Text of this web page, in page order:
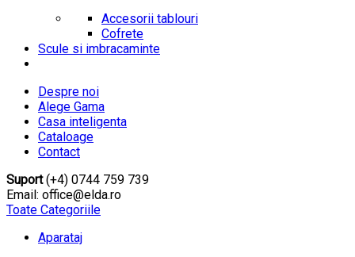
Accesorii tablouri
Cofrete
Scule si imbracaminte
Despre noi
Alege Gama
Casa inteligenta
Cataloage
Contact
Suport(+4) 0744 759 739
Email: office@elda.ro
Toate Categoriile
Aparataj